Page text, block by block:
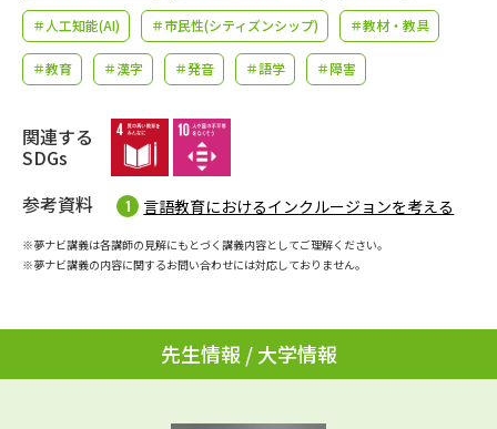
ユーザーサポート
Ｑ＆Ａ よくあるご質問
お支払いサイト
個人情報取扱規定
＃人工知能(AI) ＃市民性(シティズンシップ) ＃教材・教具
＃教育 ＃漢字 ＃発音 ＃語学 ＃障害
関連する
SDGs
参考資料
言語教育におけるインクルージョンを考える
※夢ナビ講義は各講師の見解にもとづく講義内容としてご理解ください。
※夢ナビ講義の内容に関するお問い合わせには対応しておりません。
先生情報 / 大学情報